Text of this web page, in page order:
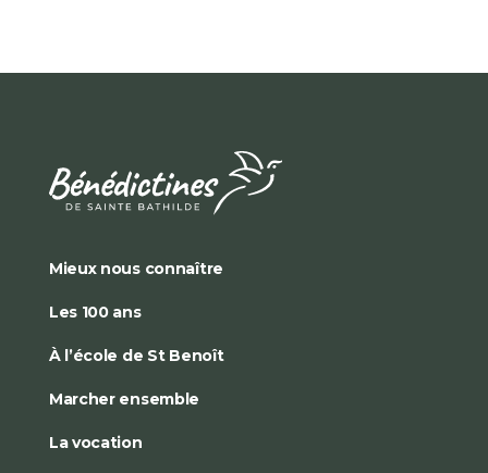
Mieux nous connaître
Les 100 ans
À l’école de St Benoît
Marcher ensemble
La vocation